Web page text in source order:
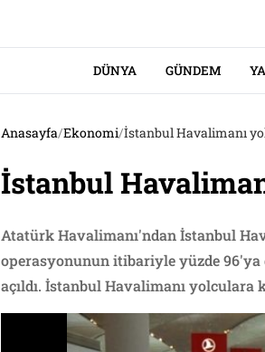
DÜNYA GÜNDEM
Anasayfa/Ekonomi/İstanbul Havalimanı
İstanbul
Atatürk Havalimanı'ndan İstanbul
operasyonunun itibariyle yüzde 96'ya
açıldı. İstanbul Havalimanı yolculara